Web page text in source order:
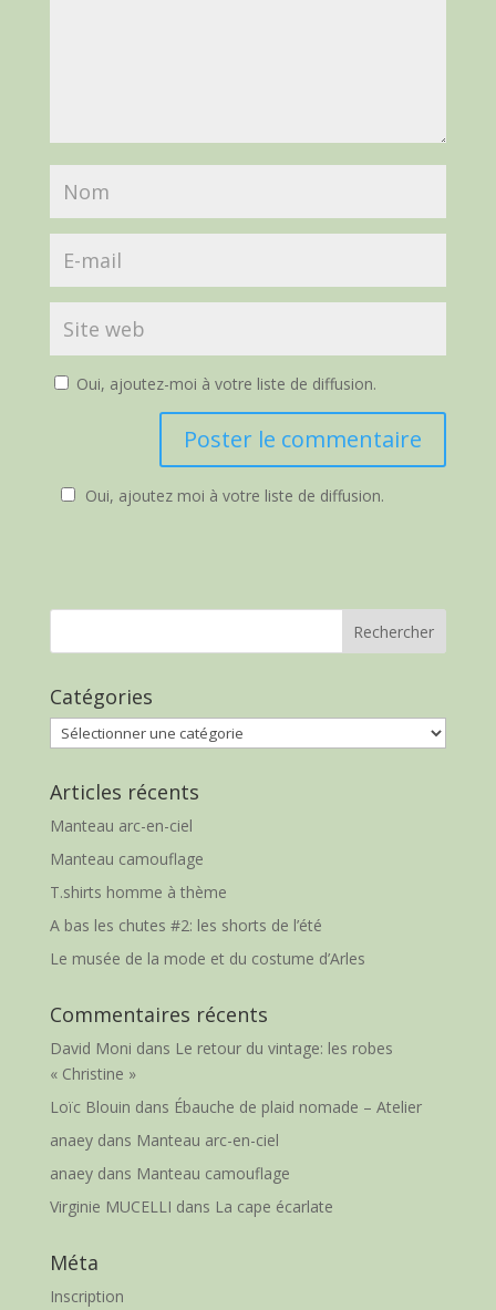
Oui, ajoutez-moi à votre liste de diffusion.
Oui, ajoutez moi à votre liste de diffusion.
Catégories
Catégories
Articles récents
Manteau arc-en-ciel
Manteau camouflage
T.shirts homme à thème
A bas les chutes #2: les shorts de l’été
Le musée de la mode et du costume d’Arles
Commentaires récents
David Moni dans Le retour du vintage: les robes
« Christine »
Loïc Blouin dans Ébauche de plaid nomade – Atelier
anaeydans Manteau arc-en-ciel
anaeydans Manteau camouflage
Virginie MUCELLI dans La cape écarlate
Méta
Inscription